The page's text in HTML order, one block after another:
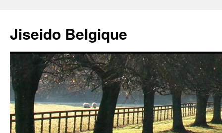
Jiseido Belgique